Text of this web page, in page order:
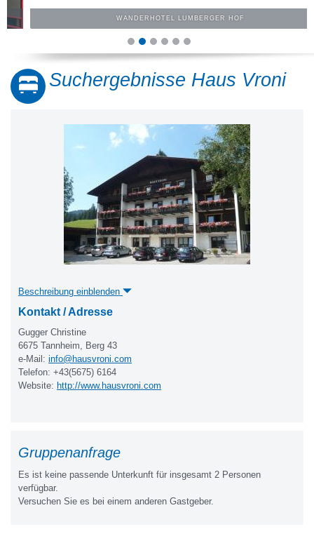
WANDERHOTEL LUMBERGER HOF
Suchergebnisse Haus Vroni
Beschreibung einblenden
Kontakt / Adresse
Gugger Christine
6675 Tannheim, Berg 43
e-Mail: info@hausvroni.com
Telefon: +43(5675) 6164
Website: http://www.hausvroni.com
Gruppenanfrage
Es ist keine passende Unterkunft für insgesamt 2 Personen
verfügbar.
Versuchen Sie es bei einem anderen Gastgeber.